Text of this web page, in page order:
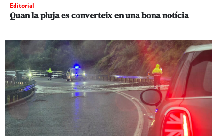
Editorial
Quan la pluja es converteix en una bona notícia